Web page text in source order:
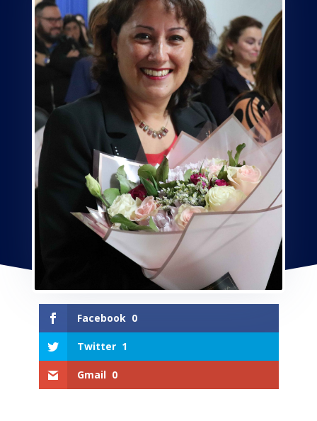
Facebook 0
Twitter 1
Gmail 0